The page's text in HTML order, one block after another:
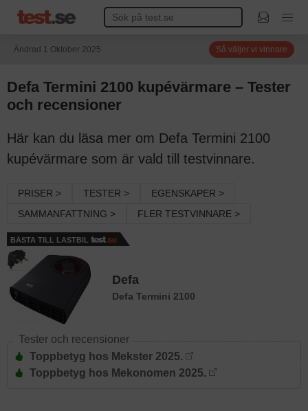
Ändrad 1 Oktober 2025 Så väljer vi vinnare
Defa Termini 2100 kupévärmare – Tester
och recensioner
Här kan du läsa mer om Defa Termini 2100
kupévärmare som är vald till testvinnare.
PRISER > TESTER >
EGENSKAPER >
SAMMANFATTNING >
FLER TESTVINNARE >
BÄSTA TILL LASTBIL
Defa
Defa Termini 2100
Tester och recensioner
Toppbetyg hos Mekster 2025.
Toppbetyg hos Mekonomen 2025.